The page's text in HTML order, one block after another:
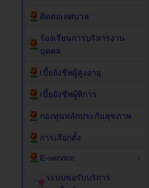
ติดต่อเทศบาล
ร้องเรียนการบริหารงาน
บุคคล
เบี้ยยังชีพผู้สูงอายุ
เบี้ยยังชีพผู้พิการ
กองทุนหลักประกันสุขภาพ
การเลือกตั้ง
E-service
ระบบขอรับบริการ